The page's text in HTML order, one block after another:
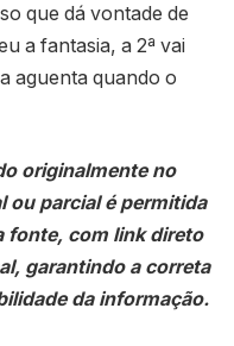
que dá vontade de
a fantasia, a 2ª vai
aguenta quando o
originalmente no
ou parcial é permitida
fonte, com link direto
garantindo a correta
da informação.